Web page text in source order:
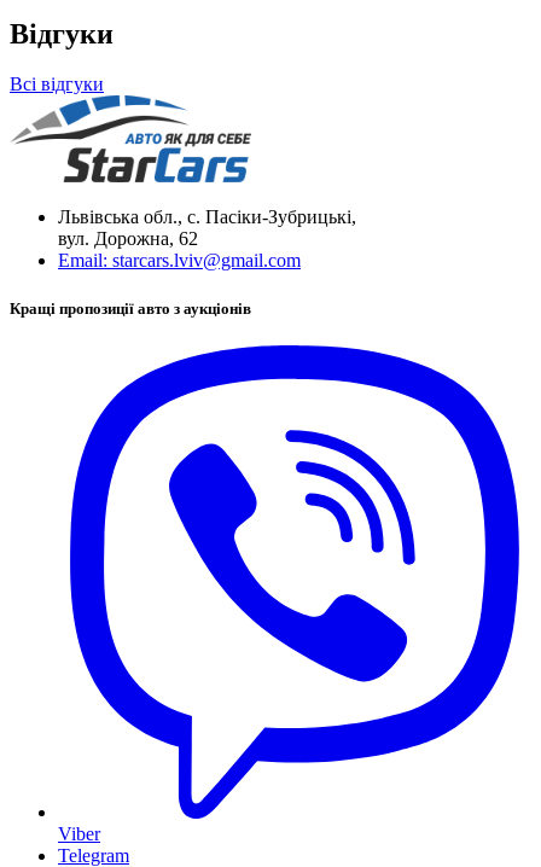
Відгуки
Всі відгуки
Львівська обл., с. Пасіки-Зубрицькі,
вул. Дорожна, 62
Email: starcars.lviv@gmail.com
Кращі пропозиції авто з аукціонів
Viber
Telegram